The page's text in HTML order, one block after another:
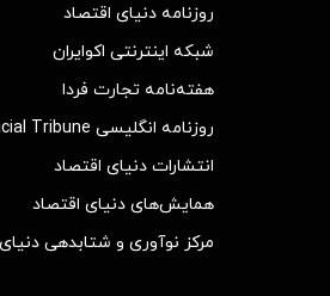
روزنامه دنیای اقتصاد
شبکه اینترنتی اکوایران
هفته‌نامه تجارت فردا
روزنامه انگلیسی Financial Tribune
انتشارات دنیای اقتصاد
همایش‌های دنیای اقتصاد
مرکز نوآوری و شتابدهی